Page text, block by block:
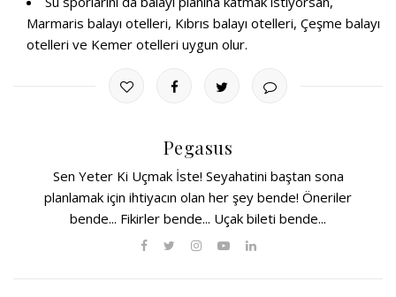
Marmaris balayı otelleri, Kıbrıs balayı otelleri, Çeşme balayı
otelleri ve Kemer otelleri uygun olur.
Pegasus
Sen Yeter Ki Uçmak İste! Seyahatini baştan sona
planlamak için ihtiyacın olan her şey bende! Öneriler
bende... Fikirler bende... Uçak bileti bende...